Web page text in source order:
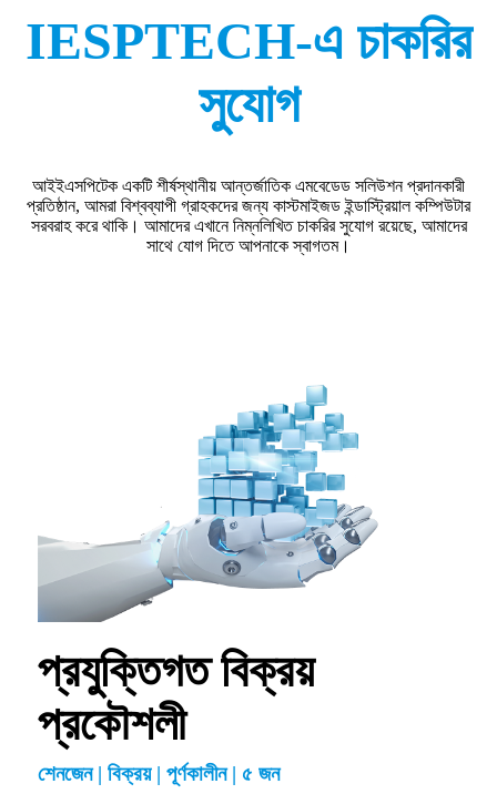
IESPTECH-এ চাকরির
সুযোগ
আইইএসপিটেক একটি শীর্ষস্থানীয় আন্তর্জাতিক এমবেডেড সলিউশন প্রদানকারী
প্রতিষ্ঠান, আমরা বিশ্বব্যাপী গ্রাহকদের জন্য কাস্টমাইজড ইন্ডাস্ট্রিয়াল কম্পিউটার
সরবরাহ করে থাকি। আমাদের এখানে নিম্নলিখিত চাকরির সুযোগ রয়েছে, আমাদের
সাথে যোগ দিতে আপনাকে স্বাগতম।
প্রযুক্তিগত বিক্রয়
প্রকৌশলী
শেনজেন | বিক্রয় | পূর্ণকালীন | ৫ জন